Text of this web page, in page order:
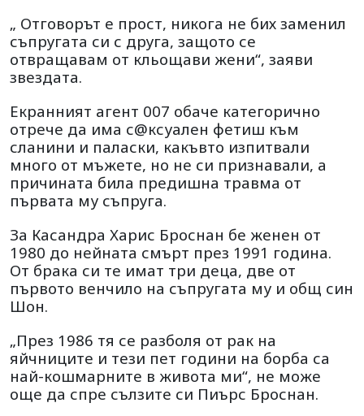
„ Отговорът е прост, никога не бих заменил
съпругата си с друга, защото се
отвращавам от кльощави жени“, заяви
звездата.
Екранният агент 007 обаче категорично
отрече да има с@ксуален фетиш към
сланини и паласки, какъвто изпитвали
много от мъжете, но не си признавали, а
причината била предишна травма от
първата му съпруга.
За Касандра Харис Броснан бе женен от
1980 до нейната смърт през 1991 година.
От брака си те имат три деца, две от
първото венчило на съпругата му и общ син
Шон.
„През 1986 тя се разболя от рак на
яйчниците и тези пет години на борба са
най-кошмарните в живота ми“, не може
още да спре сълзите си Пиърс Броснан.